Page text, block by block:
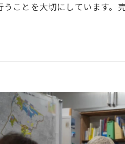
ことを大切にしています。